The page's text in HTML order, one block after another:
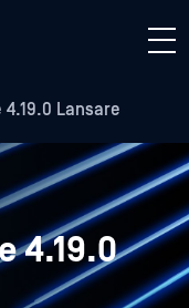
Lansare
4.19.0